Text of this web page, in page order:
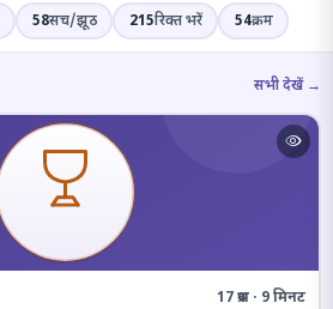
58सच/झूठ 215रिक्त भरें 54क्रम
सभी देखें →
17 प्रश्न · 9 मिनट